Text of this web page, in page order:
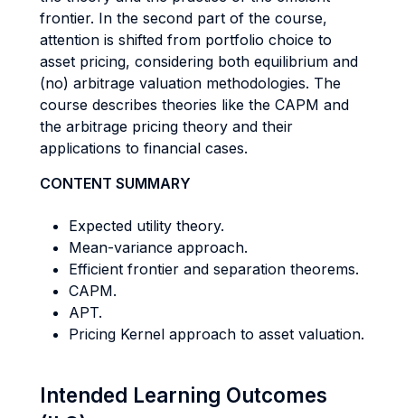
frontier. In the second part of the course,
attention is shifted from portfolio choice to
asset pricing, considering both equilibrium and
(no) arbitrage valuation methodologies. The
course describes theories like the CAPM and
the arbitrage pricing theory and their
applications to financial cases.
CONTENT SUMMARY
Expected utility theory.
Mean-variance approach.
Efficient frontier and separation theorems.
CAPM.
APT.
Pricing Kernel approach to asset valuation.
Intended Learning Outcomes